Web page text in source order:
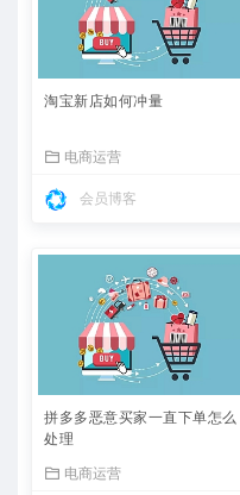
淘宝新店如何冲量
电商运营
会员博客
拼多多恶意买家一直下单怎么
处理
电商运营